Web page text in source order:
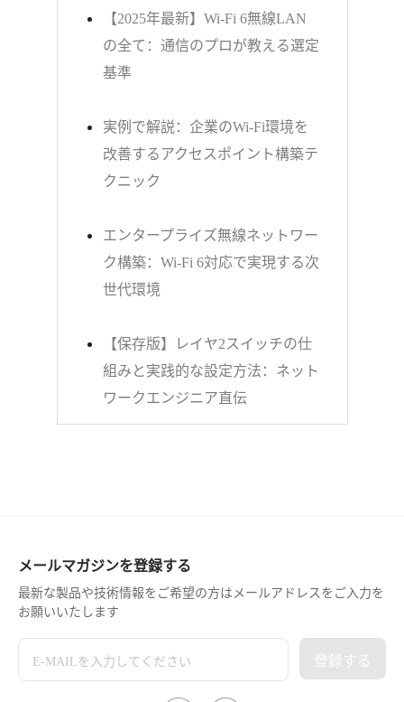
【2025年最新】Wi-Fi 6無線LAN
の全て：通信のプロが教える選定
基準
実例で解説：企業のWi-Fi環境を
改善するアクセスポイント構築テ
クニック
エンタープライズ無線ネットワー
ク構築：Wi-Fi 6対応で実現する次
世代環境
【保存版】レイヤ2スイッチの仕
組みと実践的な設定方法：ネット
ワークエンジニア直伝
メールマガジンを登録する
最新な製品や技術情報をご希望の方はメールアドレスをご入力を
お願いいたします
登録する